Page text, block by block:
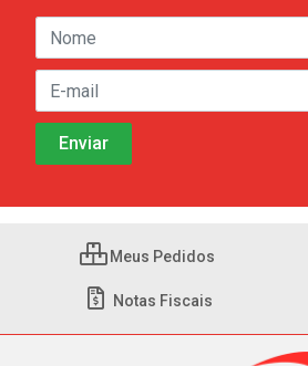
Meus Pedidos
Notas Fiscais